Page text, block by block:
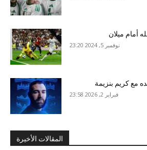
أمام ميلان
نوفمبر 5, 2024 23:20
مع كريم بنزيمة
فبراير 2, 2026 23:58
المقالات الأخيرة